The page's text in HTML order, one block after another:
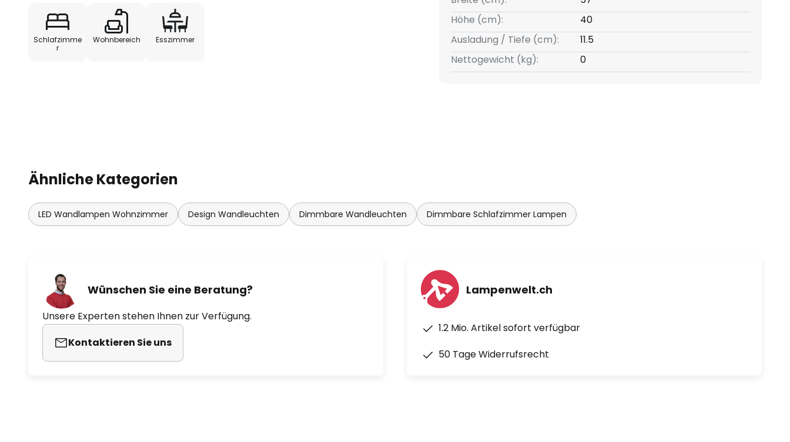
Schlafzimme
r
Wohnbereich Esszimmer
Höhe (cm):
40
Ausladung / Tiefe (cm):
11.5
Nettogewicht (kg):
0
Ähnliche Kategorien
LED Wandlampen Wohnzimmer Design Wandleuchten Dimmbare Wandleuchten Dimmbare Schlafzimmer Lampen
Wünschen Sie eine Beratung?
Unsere Experten stehen Ihnen zur Verfügung.
Kontaktieren Sie uns
Lampenwelt.ch
1.2 Mio. Artikel sofort verfügbar
50 Tage Widerrufsrecht